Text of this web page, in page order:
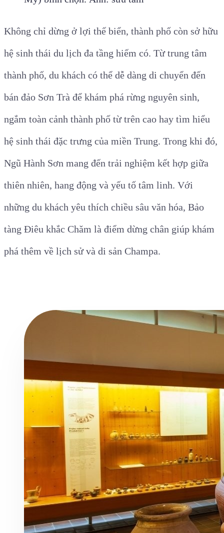
Không chỉ dừng ở lợi thế biển, thành phố còn sở hữu
hệ sinh thái du lịch đa tầng hiếm có. Từ trung tâm
thành phố, du khách có thể dễ dàng di chuyển đến
bán đảo Sơn Trà để khám phá rừng nguyên sinh,
ngắm toàn cảnh thành phố từ trên cao hay tìm hiểu
hệ sinh thái đặc trưng của miền Trung. Trong khi đó,
Ngũ Hành Sơn mang đến trải nghiệm kết hợp giữa
thiên nhiên, hang động và yếu tố tâm linh. Với
những du khách yêu thích chiều sâu văn hóa, Bảo
tàng Điêu khắc Chăm là điểm dừng chân giúp khám
phá thêm về lịch sử và di sản Champa.